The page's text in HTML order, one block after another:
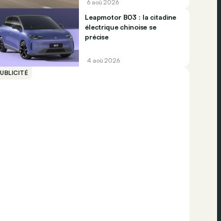
6 aoû 2026
Leapmotor B03 : la citadine
électrique chinoise se
précise
4 aoû 2026